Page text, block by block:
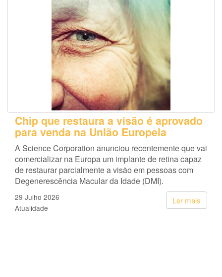
Chip que restaura a visão é aprovado
para venda na União Europeia
A Science Corporation anunciou recentemente que vai
comercializar na Europa um implante de retina capaz
de restaurar parcialmente a visão em pessoas com
Degenerescência Macular da Idade (DMI).
Ler mais
29 Julho 2026
Atualidade